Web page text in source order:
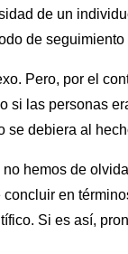
de un
de seguimiento
Pero, por el
si las personas
debiera al
hemos de
en
Si es así,